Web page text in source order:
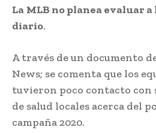
La MLB no planea evaluar a
diario.
A través de un documento
News; se comenta que los
tuvieron poco contacto con
de salud locales acerca del
campaña 2020.